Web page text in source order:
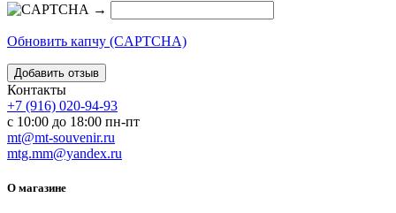
→
Обновить капчу (CAPTCHA)
Контакты
+7 (916) 020-94-93
с 10:00 до 18:00 пн-пт
mt@mt-souvenir.ru
mtg.mm@yandex.ru
О магазине